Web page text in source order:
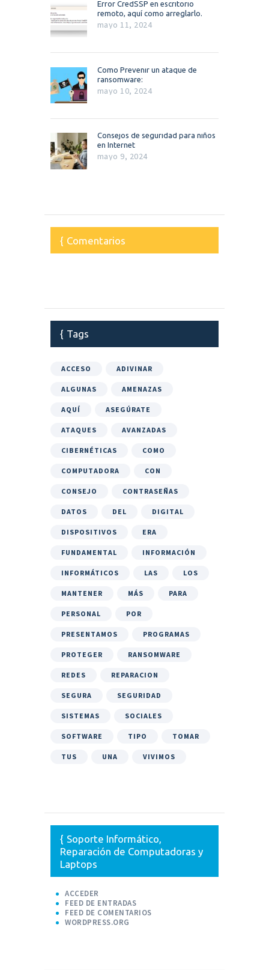
Error CredSSP en escritorio
remoto, aquí como arreglarlo.
mayo 11, 2024
Como Prevenir un ataque de
ransomware:
mayo 10, 2024
Consejos de seguridad para niños
en Internet
mayo 9, 2024
Comentarios
Tags
ACCESO ADIVINAR
ALGUNAS AMENAZAS
AQUÍ ASEGÚRATE
ATAQUES AVANZADAS
CIBERNÉTICAS COMO
COMPUTADORA CON
CONSEJO CONTRASEÑAS
DATOS DEL DIGITAL
DISPOSITIVOS ERA
FUNDAMENTAL INFORMACIÓN
INFORMÁTICOS LAS LOS
MANTENER MÁS PARA
PERSONAL POR
PRESENTAMOS PROGRAMAS
PROTEGER RANSOMWARE
REDES REPARACION
SEGURA SEGURIDAD
SISTEMAS SOCIALES
SOFTWARE TIPO TOMAR
TUS UNA VIVIMOS
Soporte Informático,
Reparación de Computadoras y
Laptops
ACCEDER
FEED DE ENTRADAS
FEED DE COMENTARIOS
WORDPRESS.ORG